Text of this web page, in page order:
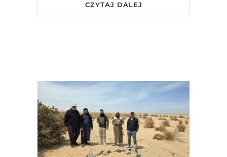
CZYTAJ DALEJ